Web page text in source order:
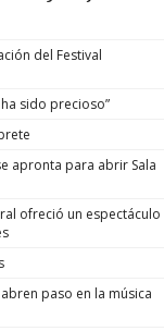
del Festival
sido precioso”
apronta para abrir Sala
ofreció un espectáculo
paso en la música